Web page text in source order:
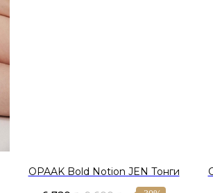
OPAAK Bold Notion JEN Тонги